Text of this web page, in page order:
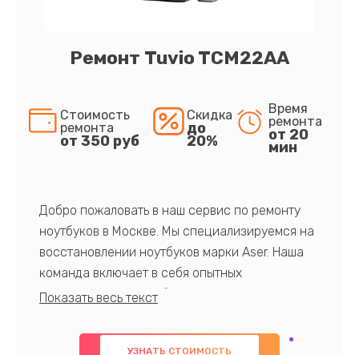
Ремонт Tuvio TCM22AA
Стоимость
ремонта
от 350 руб
Скидка
до
20%
Время
ремонта
от 20
мин
Добро пожаловать в наш сервис по ремонту
ноутбуков в Москве. Мы специализируемся на
восстановлении ноутбуков марки Aser. Наша
команда включает в себя опытных
профессионалов с обширными знаниями и
предлагаем быстрый и качественный ремонт с
УЗНАТЬ СТОИМОСТЬ